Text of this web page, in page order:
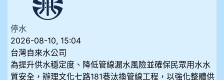
停水
2026-08-10, 15:04
台灣自來水公司
為提升供水穩定度、降低管線漏水風險並確保民眾用水水
質安全，辦理文化七路181巷汰換管線工程，以強化整體供